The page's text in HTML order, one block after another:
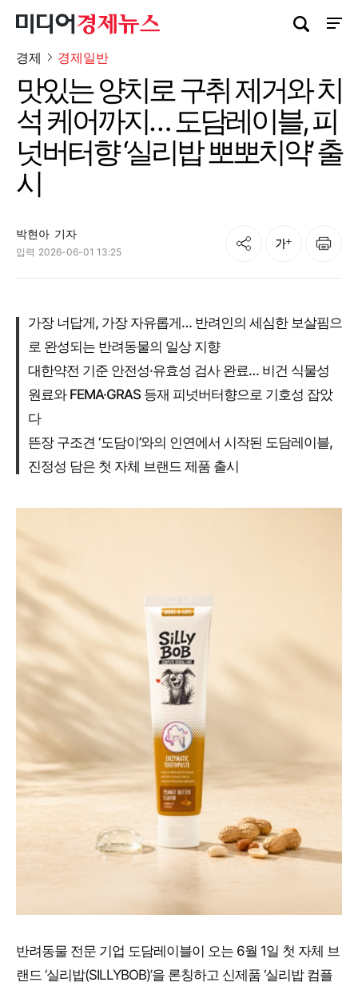
사이
검색창 열기
경제 경제일반
맛있는 양치로 구취 제거와 치
석 케어까지… 도담레이블, 피
넛버터향 ‘실리밥 뽀뽀치약’ 출
시
박현아 기자
입력 2026-06-01 13:25
공유 글자크기 인쇄
가장 너답게, 가장 자유롭게… 반려인의 세심한 보살핌으
로 완성되는 반려동물의 일상 지향
대한약전 기준 안전성·유효성 검사 완료… 비건 식물성
원료와 FEMA·GRAS 등재 피넛버터향으로 기호성 잡았
다
뜬장 구조견 ‘도담이’와의 인연에서 시작된 도담레이블,
진정성 담은 첫 자체 브랜드 제품 출시
반려동물 전문 기업 도담레이블이 오는 6월 1일 첫 자체 브
랜드 ‘실리밥(SILLYBOB)’을 론칭하고 신제품 ‘실리밥 컴플